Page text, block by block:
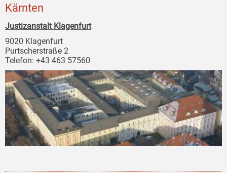
Kärnten
Justizanstalt Klagenfurt
9020 Klagenfurt
Purtscherstraße 2
Telefon: +43 463 57560